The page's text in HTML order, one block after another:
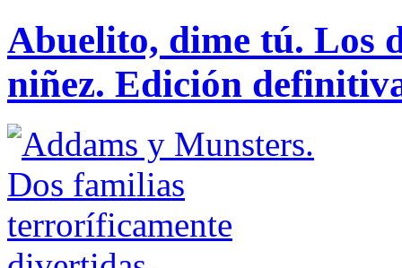
Abuelito, dime tú. Los
niñez. Edición